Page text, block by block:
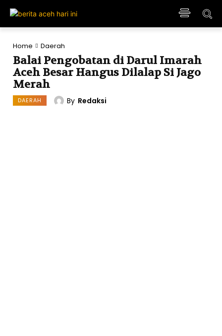
Home Daerah
Balai Pengobatan di Darul Imarah
Aceh Besar Hangus Dilalap Si Jago
Merah
DAERAH By Redaksi